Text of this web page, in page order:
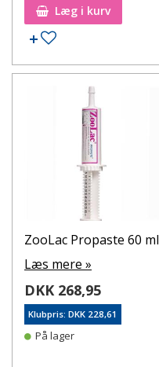
Læg i kurv
Tilføj til ønskeseddel
ZooLac Propaste 60 ml
Læs mere »
DKK 268,95
Klubpris: DKK 228,61
På lager